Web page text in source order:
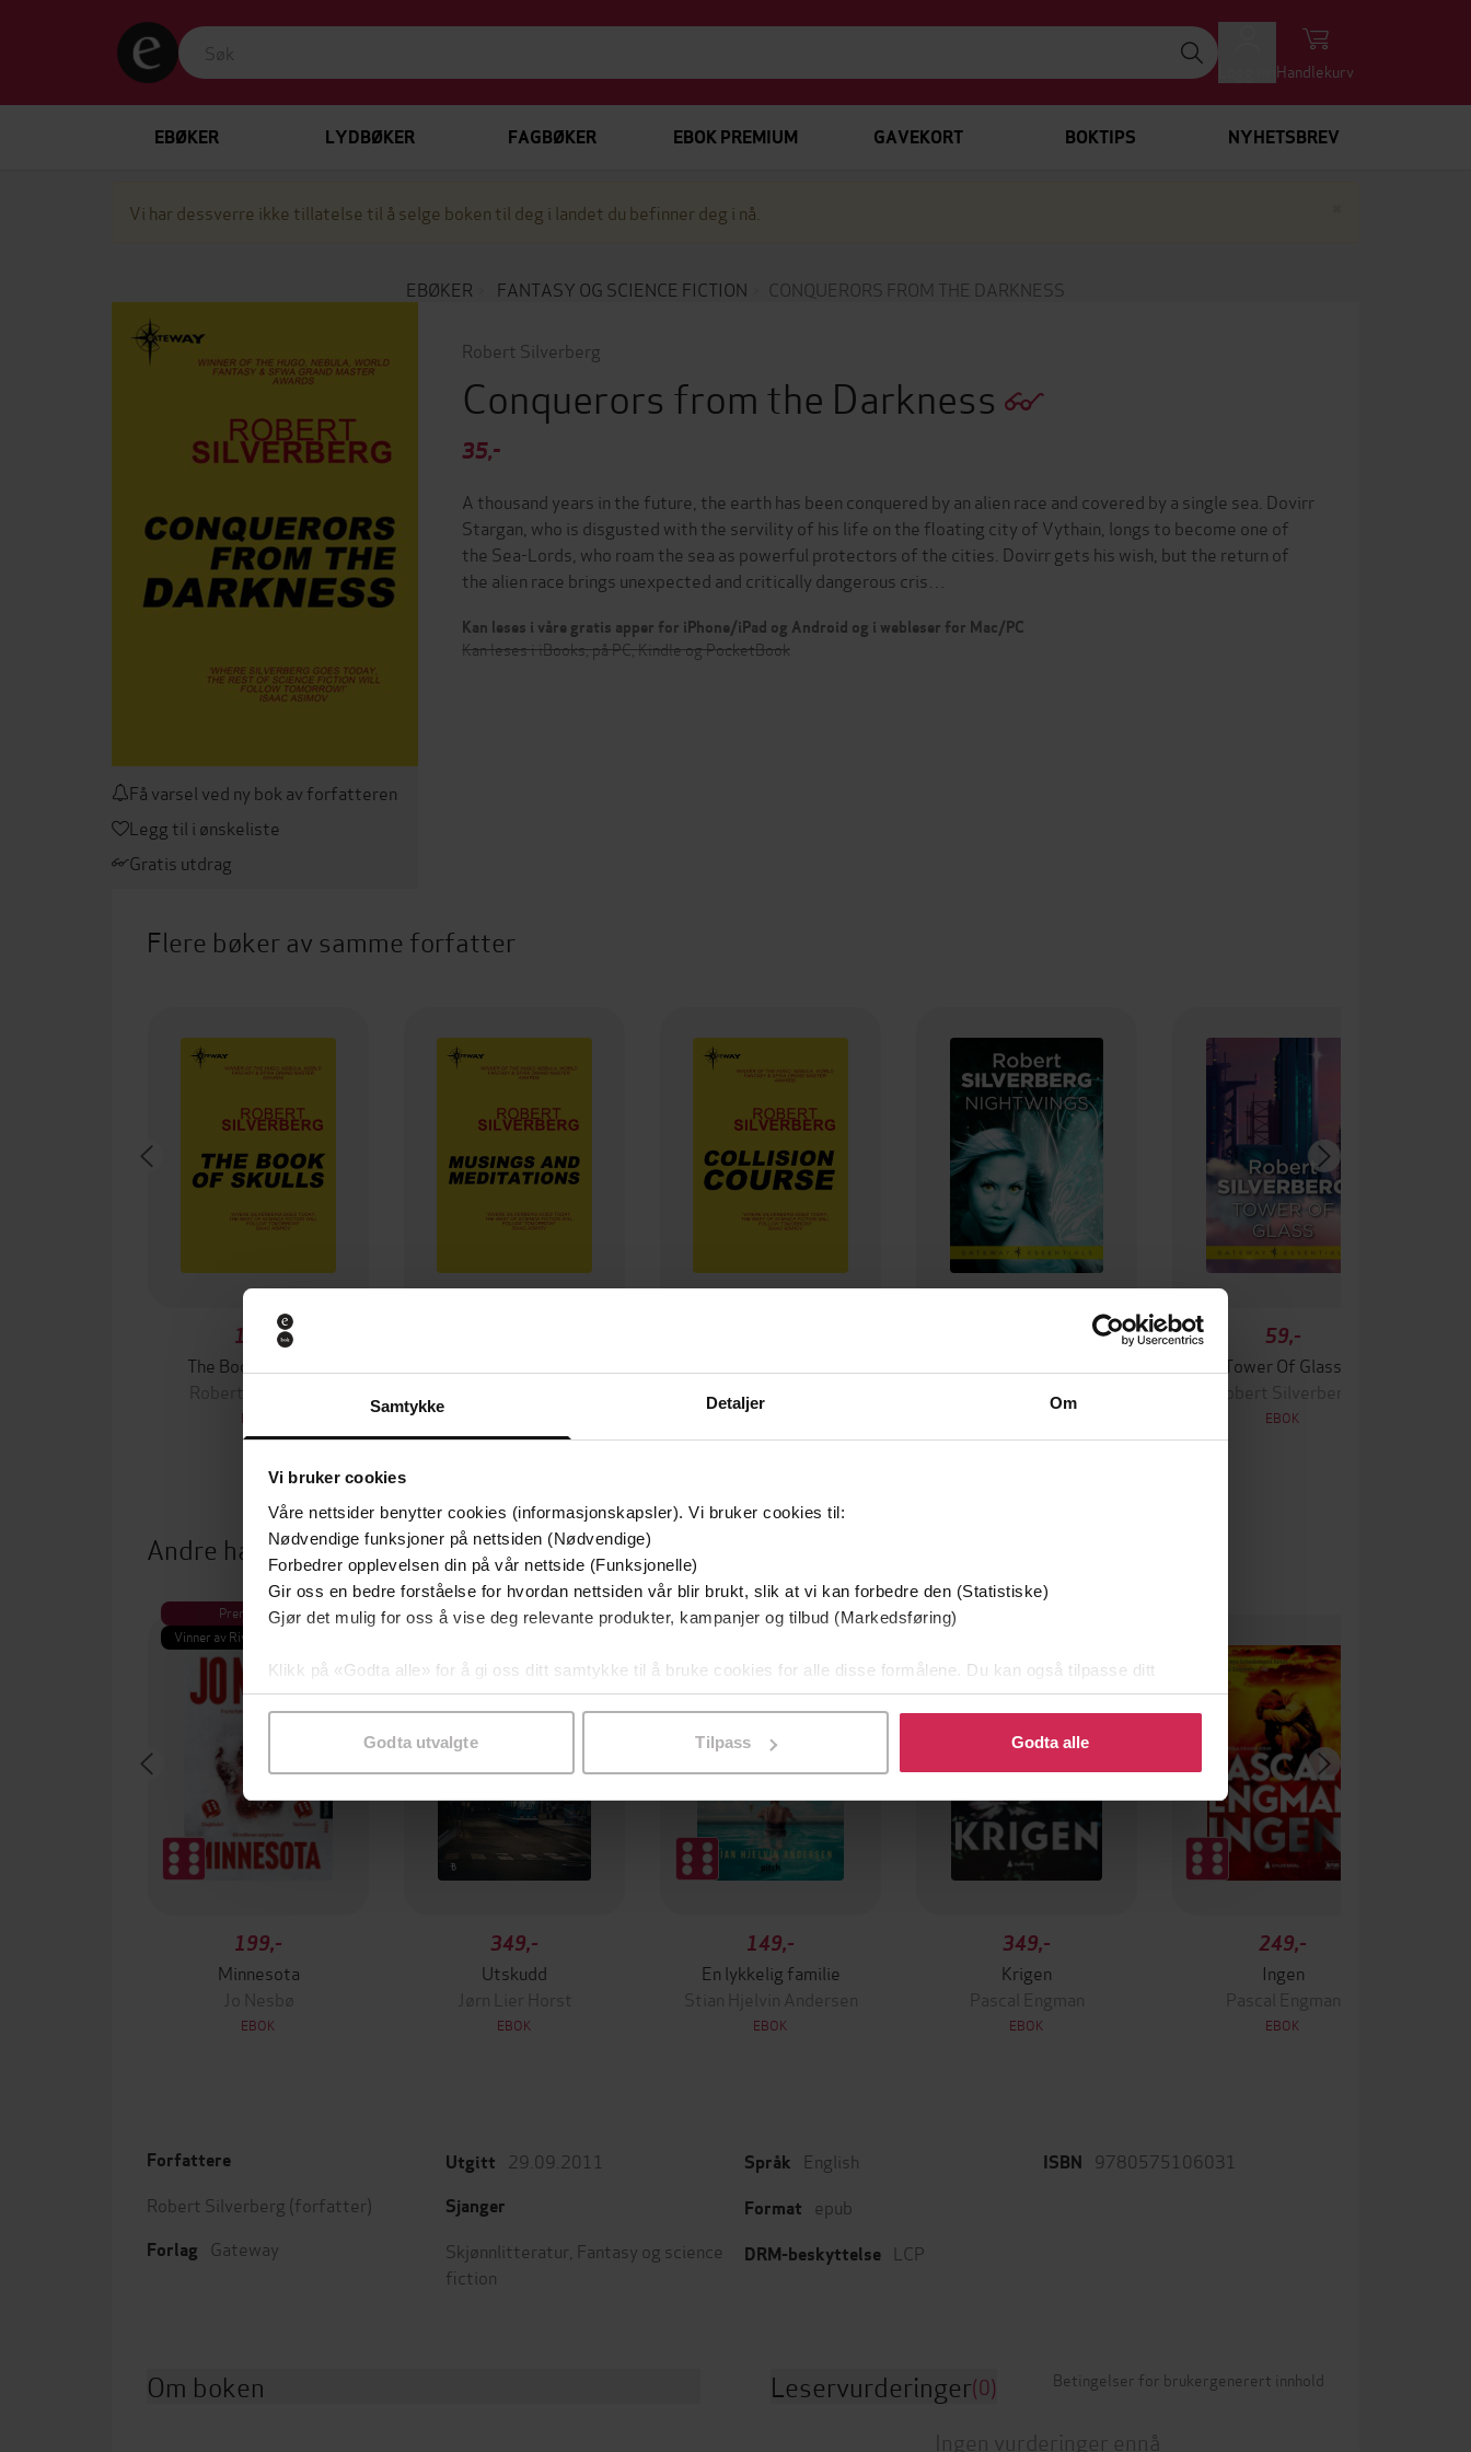
Samtykke Detaljer Om
Vi bruker cookies
Våre nettsider benytter cookies (informasjonskapsler). Vi bruker cookies til:
Nødvendige funksjoner på nettsiden (Nødvendige)
Forbedrer opplevelsen din på vår nettside (Funksjonelle)
Gir oss en bedre forståelse for hvordan nettsiden vår blir brukt, slik at vi kan forbedre den (Statistiske)
Gjør det mulig for oss å vise deg relevante produkter, kampanjer og tilbud (Markedsføring)
Klikk på «Godta alle» for å gi oss ditt samtykke til å bruke cookies for alle disse formålene. Du kan også tilpasse ditt
samtykke til spesifikke formål ved å klikke på «Tilpass». Du kan når som helst trekke tilbake eller endre ditt samtykke.
Godta utvalgte Tilpass Godta alle
Handlekurv
EBØKER LYDBØKER FAGBØKER EBOK PREMIUM GAVEKORT BOKTIPS NYHETSBREV
Vi har dessverre ikke tillatelse til å selge boken til deg i landet du befinner deg i nå.
EBØKER FANTASY OG SCIENCE FICTION CONQUERORS FROM THE DARKNESS
Få varsel ved ny bok av forfatteren
Legg til i ønskeliste
Gratis utdrag
Robert Silverberg
Conquerors from the Darkness
35,-
A thousand years in the future, the earth has been conquered by an alien race and covered by a single sea. Dovirr
Stargan, who is disgusted with the servility of his life on the floating city of Vythain, longs to become one of
the Sea-Lords, who roam the sea as powerful protectors of the cities. Dovirr gets his wish, but the return of
the alien race brings unexpected and critically dangerous cris…
Kan leses i våre gratis apper for iPhone/iPad og Android og i webleser for Mac/PC
Kan leses i iBooks, på PC, Kindle og PocketBook
Flere bøker av samme forfatter
118,-
The Book Of Skulls
Robert Silverberg
EBOK
Robert Silverberg
Robert Silverberg
59,-
Tower Of Glass
Robert Silverberg
EBOK
Andre har også kjøpt
Premium
Vinner av Rivertonprisen
199,-
Minnesota
Jo Nesbø
EBOK
Premium
349,-
Utskudd
Jørn Lier Horst
EBOK
Premium
149,-
En lykkelig familie
Stian Hjelvin Andersen
EBOK
349,-
Krigen
Pascal Engman
EBOK
249,-
Ingen
Pascal Engman
EBOK
Forfattere
Robert Silverberg (forfatter)
Forlag Gateway
Utgitt 29.09.2011
Sjanger
Skjønnlitteratur Fantasy og science
fiction
Språk English
Format epub
DRM-beskyttelse LCP
ISBN 9780575106031
Om boken Leservurderinger(0) Betingelser for brukergenerert innhold
Ingen vurderinger ennå